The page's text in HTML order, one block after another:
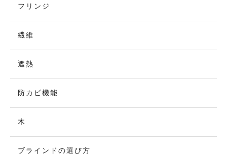
フリンジ
繊維
遮熱
防カビ機能
木
ブラインドの選び方